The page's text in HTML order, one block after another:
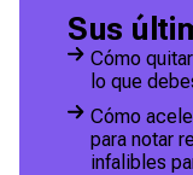
Sus
Cómo
lo que
Cómo
para notar
infalibles